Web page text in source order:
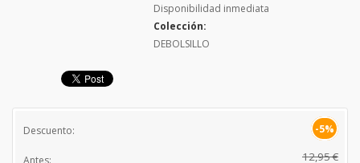
Disponibilidad inmediata
Colección:
DEBOLSILLO
Descuento: -5%
Antes: 12,95 €